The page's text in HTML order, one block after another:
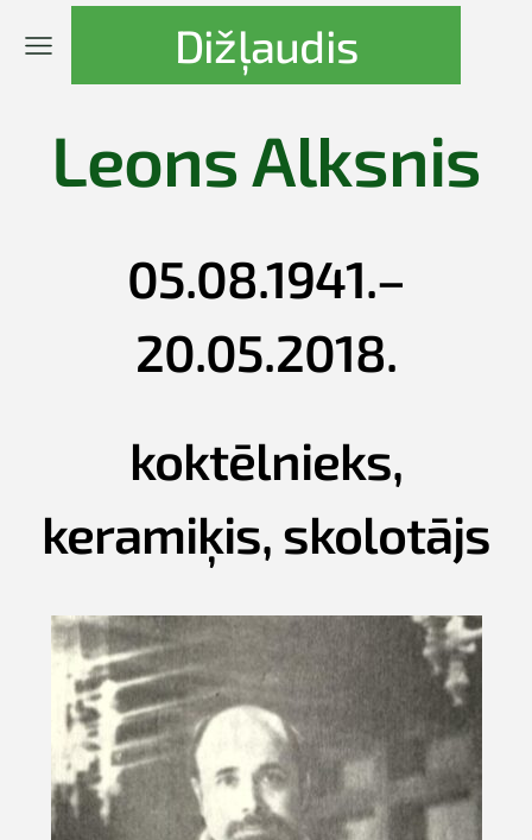
Dižļaudis
Leons Alksnis
05.08.1941.–
20.05.2018.
koktēlnieks,
keramiķis, skolotājs